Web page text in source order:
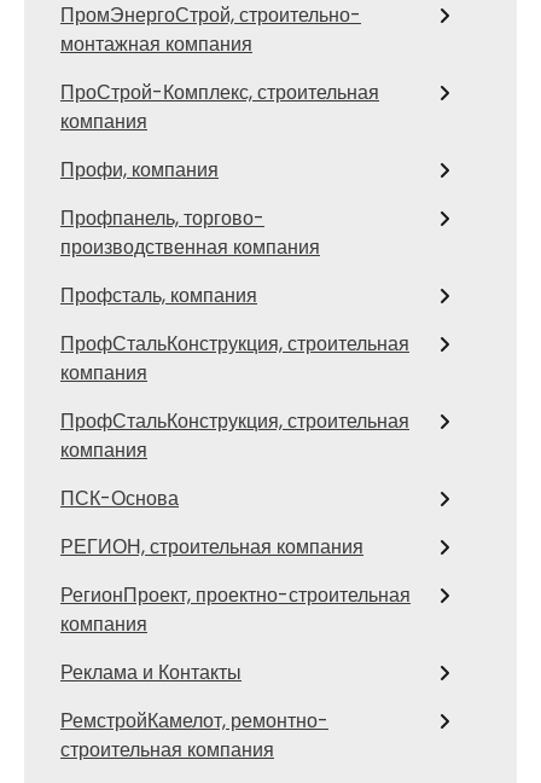
ПромЭнергоСтрой, строительно-
монтажная компания
ПроСтрой-Комплекс, строительная
компания
Профи, компания
Профпанель, торгово-
производственная компания
Профсталь, компания
ПрофСтальКонструкция, строительная
компания
ПрофСтальКонструкция, строительная
компания
ПСК-Основа
РЕГИОН, строительная компания
РегионПроект, проектно-строительная
компания
Реклама и Контакты
РемстройКамелот, ремонтно-
строительная компания